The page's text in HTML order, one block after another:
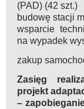
(PAD) (42 szt.)
budowę stacji
wsparcie
na wypadek
zakup
Zasięg
projekt
–